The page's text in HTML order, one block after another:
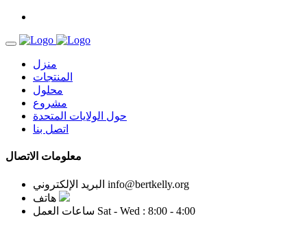
منزل
المنتجات
محلول
مشروع
حول الولايات المتحدة
اتصل بنا
معلومات الاتصال
البريد الإلكتروني info@bertkelly.org
هاتف
ساعات العمل Sat - Wed : 8:00 - 4:00